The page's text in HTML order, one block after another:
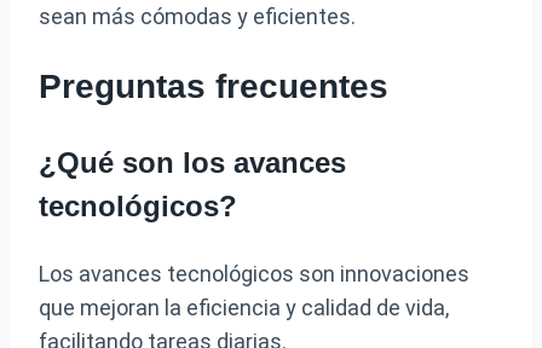
sean más cómodas y eficientes.
Preguntas frecuentes
¿Qué son los avances
tecnológicos?
Los avances tecnológicos son innovaciones
que mejoran la eficiencia y calidad de vida,
facilitando tareas diarias.